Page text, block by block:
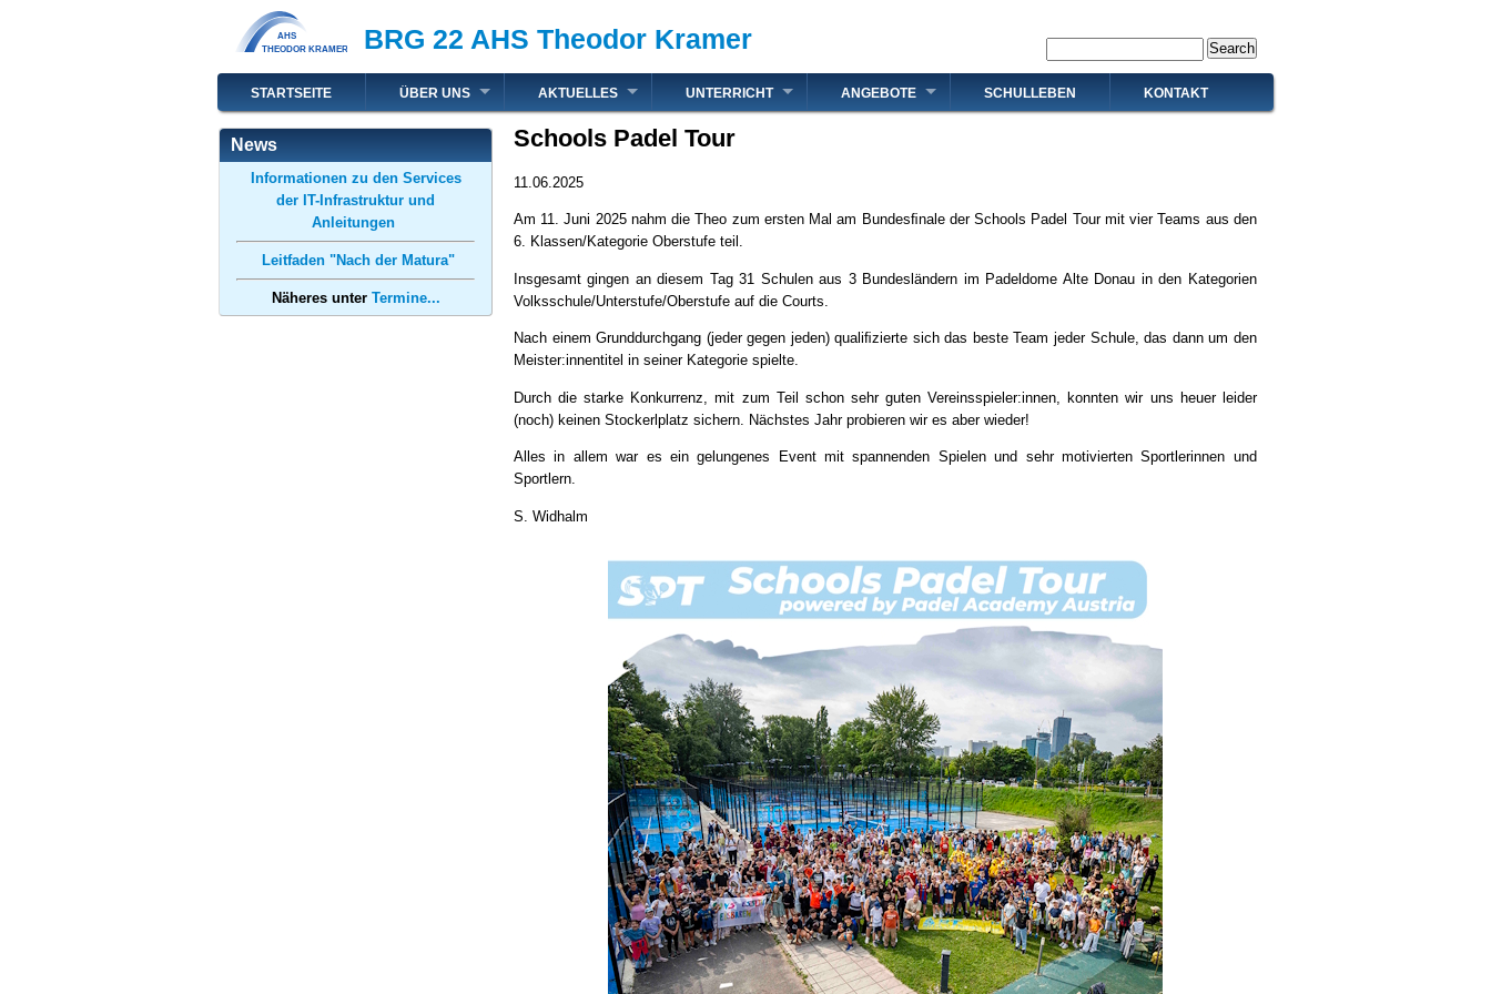
BRG 22 AHS Theodor Kramer
Hauptnavigation
STARTSEITE ÜBER UNS AKTUELLES UNTERRICHT ANGEBOTE SCHULLEBEN KONTAKT
Schools Padel Tour
11.06.2025
Am 11. Juni 2025 nahm die Theo zum ersten Mal am Bundesﬁnale der Schools Padel Tour mit vier Teams aus den
6. Klassen/Kategorie Oberstufe teil.
Insgesamt gingen an diesem Tag 31 Schulen aus 3 Bundesländern im Padeldome Alte Donau in den Kategorien
Volksschule/Unterstufe/Oberstufe auf die Courts.
Nach einem Grunddurchgang (jeder gegen jeden) qualiﬁzierte sich das beste Team jeder Schule, das dann um den
Meister:innentitel in seiner Kategorie spielte.
Durch die starke Konkurrenz, mit zum Teil schon sehr guten Vereinsspieler:innen, konnten wir uns heuer leider
(noch) keinen Stockerlplatz sichern. Nächstes Jahr probieren wir es aber wieder!
Alles in allem war es ein gelungenes Event mit spannenden Spielen und sehr motivierten Sportlerinnen und
Sportlern.
S. Widhalm
News
Informationen zu den Services
der IT-Infrastruktur und
Anleitungen
Leitfaden "Nach der Matura"
Näheres unter Termine...